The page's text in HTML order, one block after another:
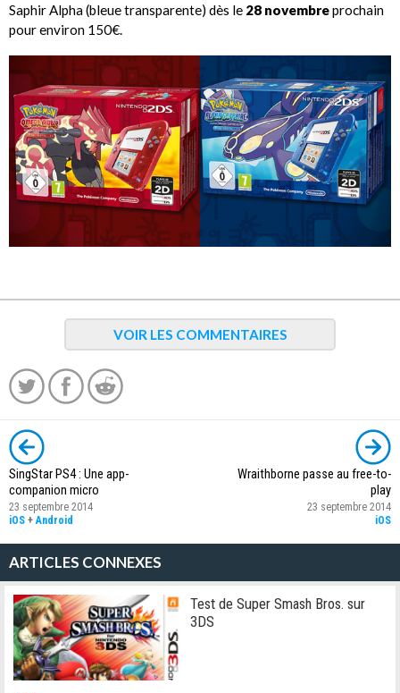
Saphir Alpha (bleue transparente) dès le 28 novembreprochain
pour environ 150€.
VOIR LES COMMENTAIRES
SingStar PS4 : Une app-
companion micro
23 septembre 2014
iOS + Android
Wraithborne passe au free-to-
play
23 septembre 2014
iOS
ARTICLES CONNEXES
Test de Super Smash Bros. sur
3DS